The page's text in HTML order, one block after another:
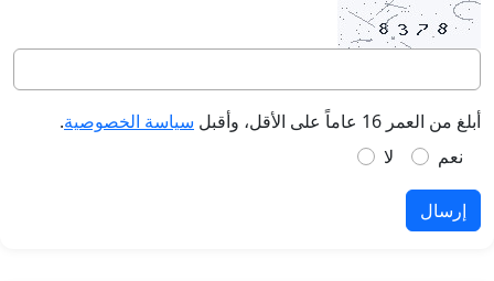
أبلغ من العمر 16 عاماً على الأقل، وأقبل سياسة الخصوصية.
نعم
لا
إرسال